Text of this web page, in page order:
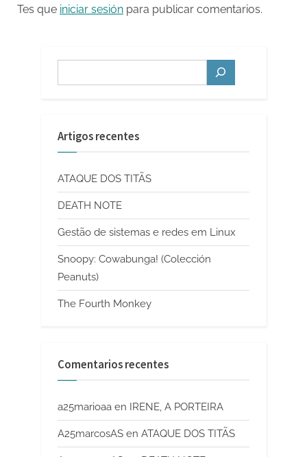
Tes que iniciar sesión para publicar comentarios.
Artigos recentes
ATAQUE DOS TITÃS
DEATH NOTE
Gestão de sistemas e redes em Linux
Snoopy: Cowabunga! (Colección
Peanuts)
The Fourth Monkey
Comentarios recentes
a25marioaa en IRENE, A PORTEIRA
A25marcosAS en ATAQUE DOS TITÃS